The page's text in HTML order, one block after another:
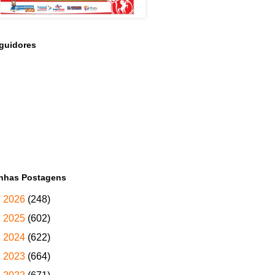
Postagens
2026 (248)
2025 (602)
2024 (622)
2023 (664)